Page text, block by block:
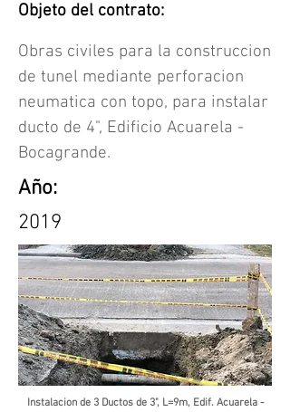
Objeto del contrato:
Obras civiles para la construccion
de tunel mediante perforacion
neumatica con topo, para instalar
ducto de 4", Edificio Acuarela -
Bocagrande.
Año:
2019
Instalacion de 3 Ductos de 3", L=9m, Edif. Acuarela -